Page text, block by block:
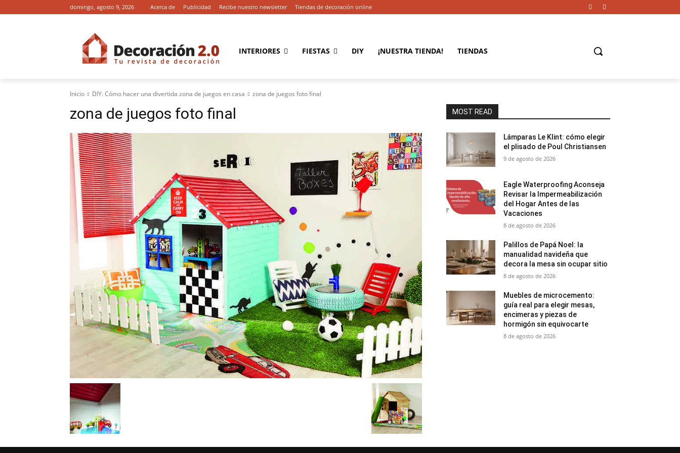
domingo, agosto 9, 2026 Acerca de Publicidad Recibe nuestro newsletter Tiendas de decoración online
INTERIORES FIESTAS DIY ¡NUESTRA TIENDA! TIENDAS
Inicio DIY: Cómo hacer una divertida zona de juegos en casa zona de juegos foto final
zona de juegos foto final MOST READ
Lámparas Le Klint: cómo elegir
el plisado de Poul Christiansen
9 de agosto de 2026
Eagle Waterproofing Aconseja
Revisar la Impermeabilización
del Hogar Antes de las
Vacaciones
8 de agosto de 2026
Palillos de Papá Noel: la
manualidad navideña que
decora la mesa sin ocupar sitio
8 de agosto de 2026
Muebles de microcemento:
guía real para elegir mesas,
encimeras y piezas de
hormigón sin equivocarte
8 de agosto de 2026